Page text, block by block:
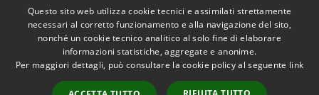
Accessibilità
Copyright © 2026 • Comune di
Fiorenzuola d'Arda • Powered
byMunicipium Accesso
Questo sito web utilizza cookie tecnici e assimilati strettamente
necessari al corretto funzionamento e alla navigazione del sito,
nonché un cookie tecnico analitico al solo fine di elaborare
informazioni statistiche, aggregate e anonime.
Per maggiori dettagli, può consultare la cookie policy al seguente link